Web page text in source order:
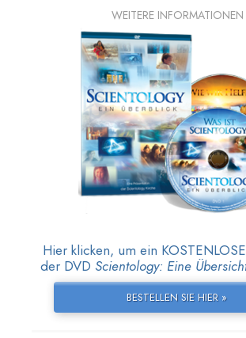
WEITERE INFORMATIONEN
Hier klicken, um ein
der DVD Scientology: Eine
BESTELLEN SIE HIER »